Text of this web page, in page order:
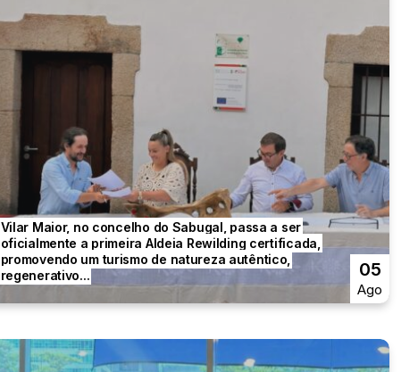
Vilar Maior, no concelho do Sabugal, passa a ser
oficialmente a primeira Aldeia Rewilding certificada,
promovendo um turismo de natureza autêntico,
regenerativo...
05
Ago